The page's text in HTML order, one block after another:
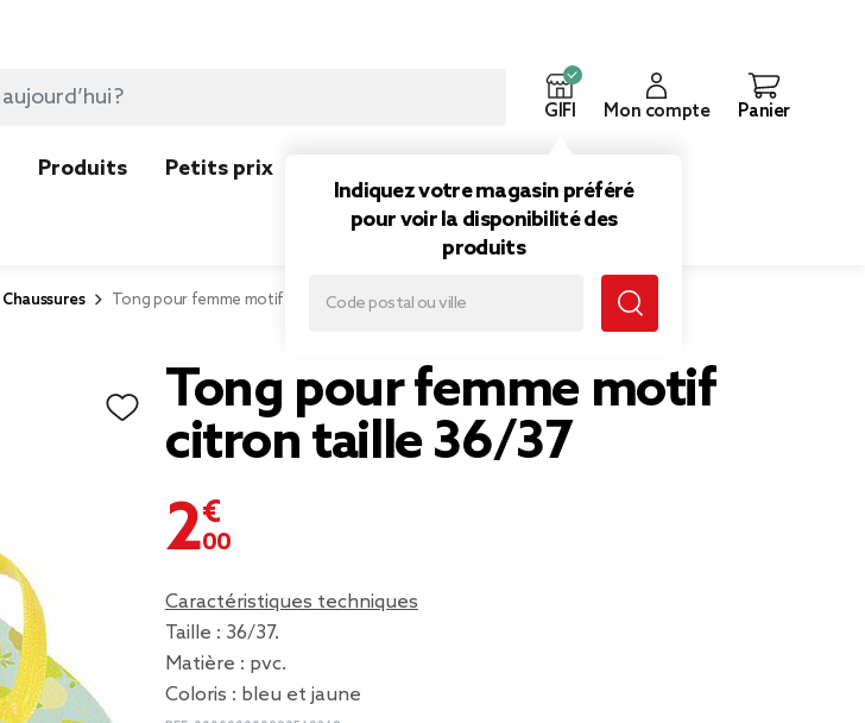
GIFI
Indiquez votre magasin préféré
pour voir la disponibilité des
produits
Mon compte Panier
Produits Petits prix
Chaussures Tong pour femme motif citron taille 36/37
Tong pour femme motif
citron taille 36/37
2,00 €
Caractéristiques techniques
Taille : 36/37.
Matière : pvc.
Coloris : bleu et jaune